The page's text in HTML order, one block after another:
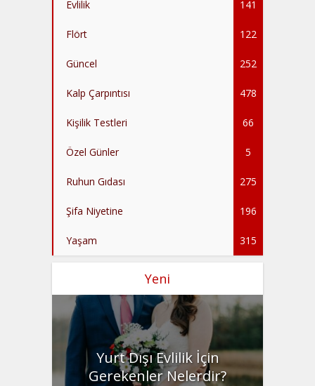
Evlilik 141
Flört 122
Güncel 252
Kalp Çarpıntısı 478
Kişilik Testleri 66
Özel Günler 5
Ruhun Gıdası 275
Şifa Niyetine 196
Yaşam 315
Yeni
Yurt Dışı Evlilik İçin
Gerekenler Nelerdir?